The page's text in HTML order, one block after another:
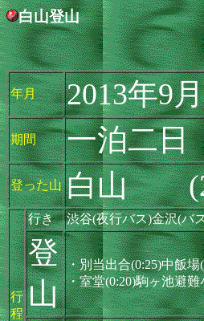
白山登山
年月 2013年9月
期間 一泊二日
登った山 白山
行
程
行き 渋谷(夜行バス)金沢(バ
登
山
・別当出合(0:25)中飯場
・室堂(0:20)駒ヶ池避